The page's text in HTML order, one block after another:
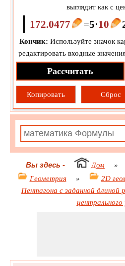
выглядит как с
172.0477 =5⋅10
Кончик: Используйте значок
редактировать входные
Рассчитать
Копировать Сброс
Вы здесь - Дом »
Геометрия
» 2D
Пентагона с заданной длиной
центрального